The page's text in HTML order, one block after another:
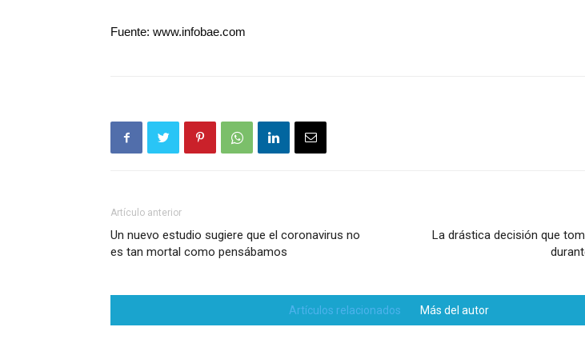
Fuente: www.infobae.com
Artículo anterior
Un nuevo estudio sugiere que el coronavirus no
es tan mortal como pensábamos
La drástica decisión que
Artículos relacionados Más del autor